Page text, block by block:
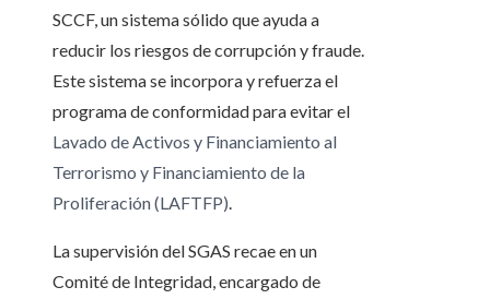
SCCF, un sistema sólido que ayuda a
reducir los riesgos de corrupción y fraude.
Este sistema se incorpora y refuerza el
programa de conformidad para evitar el
Lavado de Activos y Financiamiento al
Terrorismo y Financiamiento de la
Proliferación (LAFTFP)
La supervisión del SGAS recae en un
Comité de Integridad, encargado de